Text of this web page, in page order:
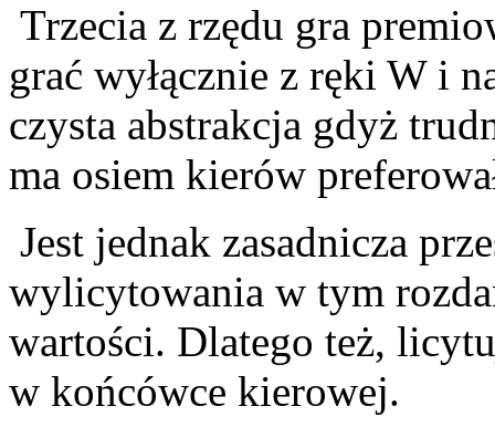
Trzecia z rzędu gra
grać wyłącznie z ręki W i
czysta abstrakcja gdyż
ma osiem kierów
Jest jednak zasadnicza
wylicytowania w tym
wartości. Dlatego też,
w końcówce kierowej.